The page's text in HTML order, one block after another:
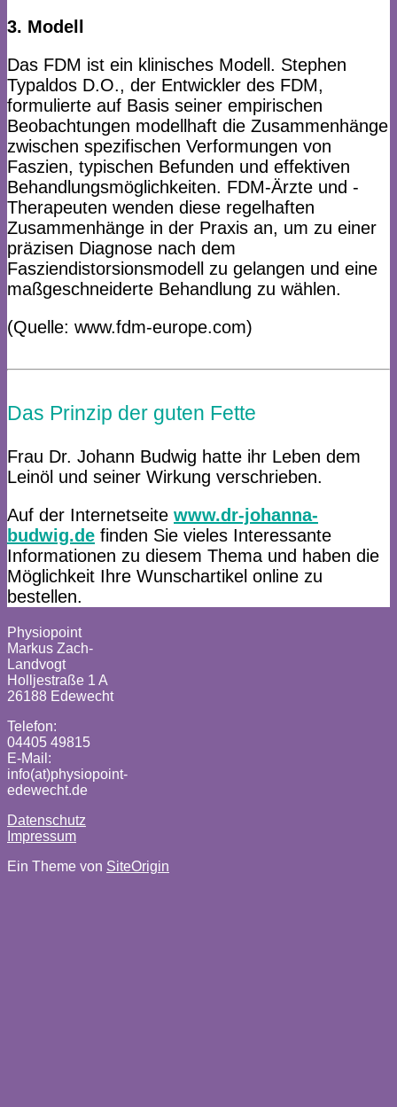
3. Modell
Das FDM ist ein klinisches Modell. Stephen
Typaldos D.O., der Entwickler des FDM,
formulierte auf Basis seiner empirischen
Beobachtungen modellhaft die Zusammenhänge
zwischen spezifischen Verformungen von
Faszien, typischen Befunden und effektiven
Behandlungsmöglichkeiten. FDM-Ärzte und -
Therapeuten wenden diese regelhaften
Zusammenhänge in der Praxis an, um zu einer
präzisen Diagnose nach dem
Fasziendistorsionsmodell zu gelangen und eine
maßgeschneiderte Behandlung zu wählen.
(Quelle: www.fdm-europe.com)
Das Prinzip der guten Fette
Frau Dr. Johann Budwig hatte ihr Leben dem
Leinöl und seiner Wirkung verschrieben.
Auf der Internetseite www.dr-johanna-
budwig.de finden Sie vieles Interessante
Informationen zu diesem Thema und haben die
Möglichkeit Ihre Wunschartikel online zu
bestellen.
Physiopoint
Markus Zach-
Landvogt
Holljestraße 1 A
26188 Edewecht
Telefon:
04405 49815
E-Mail:
info(at)physiopoint-
edewecht.de
Datenschutz
Impressum
Ein Theme von SiteOrigin